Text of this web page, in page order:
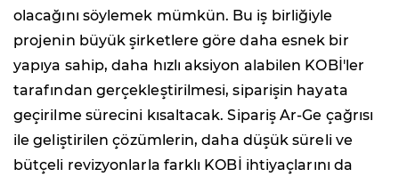
olacağını söylemek mümkün. Bu iş birliğiyle
projenin büyük şirketlere göre daha esnek bir
yapıya sahip, daha hızlı aksiyon alabilen KOBİ'ler
tarafından gerçekleştirilmesi, siparişin hayata
geçirilme sürecini kısaltacak. Sipariş Ar-Ge çağrısı
ile geliştirilen çözümlerin, daha düşük süreli ve
bütçeli revizyonlarla farklı KOBİ ihtiyaçlarını da